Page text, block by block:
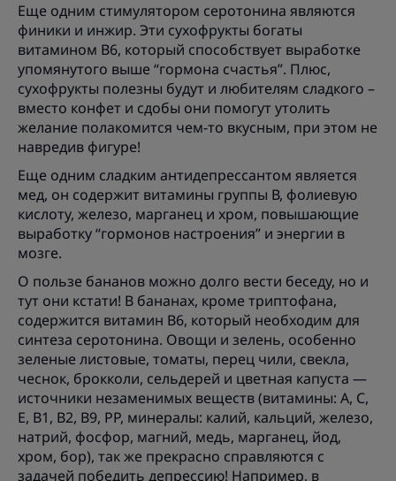
Еще одним стимулятором серотонина являются
финики и инжир. Эти сухофрукты богаты
витамином B6, который способствует выработке
упомянутого выше “гормона счастья”. Плюс,
сухофрукты полезны будут и любителям сладкого –
вместо конфет и сдобы они помогут утолить
желание полакомится чем-то вкусным, при этом не
навредив фигуре!
Еще одним сладким антидепрессантом является
мед, он содержит витамины группы В, фолиевую
кислоту, железо, марганец и хром, повышающие
выработку “гормонов настроения” и энергии в
мозге.
О пользе бананов можно долго вести беседу, но и
тут они кстати! В бананах, кроме триптофана,
содержится витамин В6, который необходим для
синтеза серотонина. Овощи и зелень, особенно
зеленые листовые, томаты, перец чили, свекла,
чеснок, брокколи, сельдерей и цветная капуста —
источники незаменимых веществ (витамины: А, С,
Е, В1, В2, В9, РР, минералы: калий, кальций, железо,
натрий, фосфор, магний, медь, марганец, йод,
хром, бор), так же прекрасно справляются с
задачей победить депрессию! Например, в